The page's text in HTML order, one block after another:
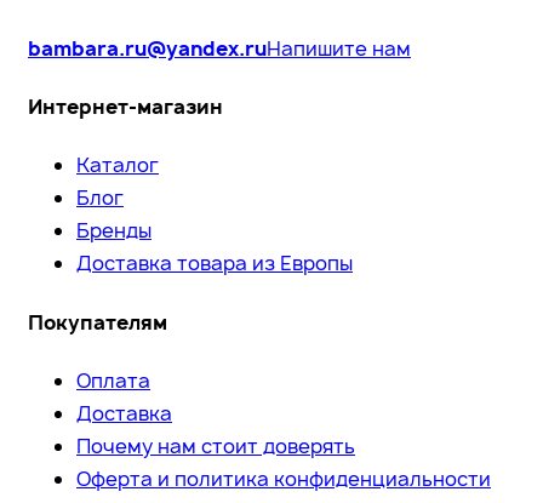
bambara.ru@yandex.ruНапишите нам
Интернет-магазин
Каталог
Блог
Бренды
Доставка товара из Европы
Покупателям
Оплата
Доставка
Почему нам стоит доверять
Оферта и политика конфиденциальности